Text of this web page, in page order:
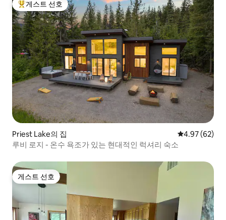
상위 게스트 선호
게스트 선호
Priest Lake의 집 평점 4.97점(5
4.97 (62)
루비 로지 - 온수 욕조가 있는 현대적인 럭셔리 숙소
게스트 선호
게스트 선호